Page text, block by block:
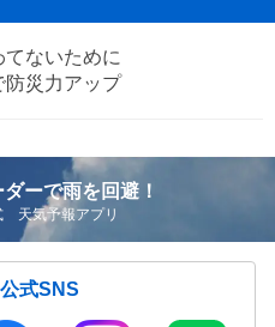
ないために
防災力アップ
ーで雨を回避！
天気予報アプリ
式SNS